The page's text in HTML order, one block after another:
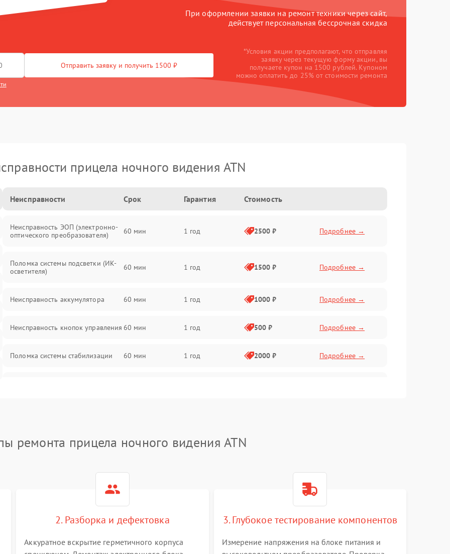
При оформлении заявки на ремонт техники через сайт,
действует персональная бессрочная скидка
Отправить заявку и получить 1500 ₽
*Условия акции предполагают, что отправляя
заявку через текущую форму акции, вы
получаете купон на 1500 рублей. Купоном
можно оплатить до 25% от стоимости ремонта
прицела ночного видения ATN
Неисправности Срок Гарантия Стоимость
Неисправность ЭОП (электронно-
оптического преобразователя)
60 мин 1 год 2500 ₽ Подробнее →
Поломка системы подсветки (ИК-
осветителя)
60 мин 1 год 1500 ₽ Подробнее →
Неисправность аккумулятора 60 мин 1 год 1000 ₽ Подробнее →
Неисправность кнопок управления 60 мин 1 год 500 ₽ Подробнее →
Поломка системы стабилизации 60 мин 1 год 2000 ₽ Подробнее →
Повреждение системы защиты от
Неисправность системы защиты от
ремонта прицела ночного видения ATN
2. Разборка и дефектовка
Аккуратное вскрытие герметичного корпуса
3. Глубокое тестирование компонентов
Измерение напряжения на блоке питания и